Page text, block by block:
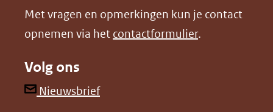
venster)
(verwijst
een
andere
venster)
(verwijst
andere
Met vragen en opmerkingen kun je contact
opnemen via het contactformulier.
Volg ons
Nieuwsbrief(opent